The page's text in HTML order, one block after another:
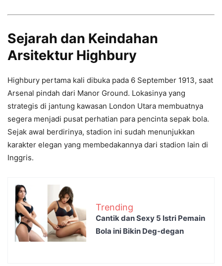
Sejarah dan Keindahan
Arsitektur Highbury
Highbury pertama kali dibuka pada 6 September 1913, saat
Arsenal pindah dari Manor Ground. Lokasinya yang
strategis di jantung kawasan London Utara membuatnya
segera menjadi pusat perhatian para pencinta sepak bola.
Sejak awal berdirinya, stadion ini sudah menunjukkan
karakter elegan yang membedakannya dari stadion lain di
Inggris.
Trending
Cantik dan Sexy 5 Istri Pemain
Bola ini Bikin Deg-degan